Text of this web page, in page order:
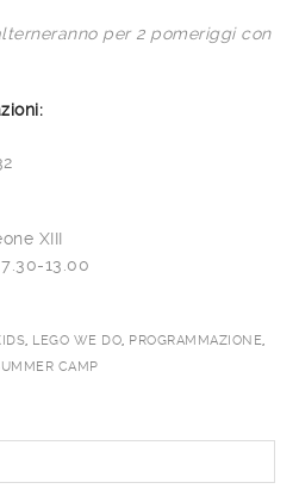
per 2 pomeriggi con
XIII
13.00
, LEGO WE DO, PROGRAMMAZIONE,
CAMP